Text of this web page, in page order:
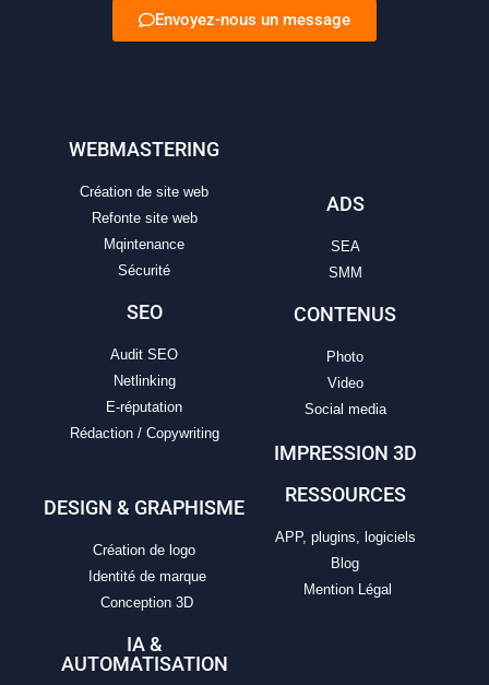
Envoyez-nous un message
WEBMASTERING
Création de site web
Refonte site web
Mqintenance
Sécurité
SEO
Audit SEO
Netlinking
E-réputation
Rédaction / Copywriting
ADS
SEA
SMM
CONTENUS
Photo
Video
Social media
DESIGN & GRAPHISME
Création de logo
Identité de marque
Conception 3D
IA &
AUTOMATISATION
IMPRESSION 3D
RESSOURCES
APP, plugins, logiciels
Blog
Mention Légal